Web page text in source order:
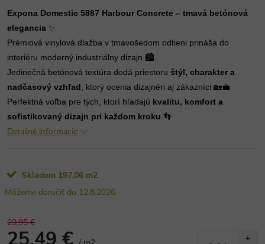
Expona Domestic 5887 Harbour Concrete – tmavá betónová
elegancia ✨
Prémiová vinylová dlažba v tmavošedom odtieni prináša do
interiéru moderný industriálny dizajn 🏙️.
Jedinečná betónová textúra dodá priestoru štýl, charakter a
nadčasový vzhľad , ktorý ocenia dizajnéri aj zákazníci 🏡💼
Perfektná voľba pre tých, ktorí hľadajú kvalitu, komfort a
sofistikovaný dizajn pri každom kroku 👣
Detailné informácie
Skladom 197,06 m2
12.8.2026
29,95 €